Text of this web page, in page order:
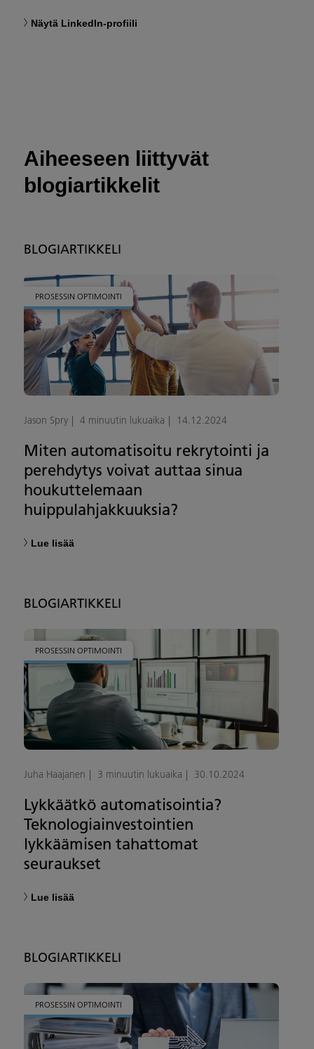
Näytä LinkedIn-profiili
Aiheeseen liittyvät
blogiartikkelit
BLOGIARTIKKELI
PROSESSIN OPTIMOINTI
Jason Spry 4 minuutin lukuaika 14.12.2024
Miten automatisoitu rekrytointi ja
perehdytys voivat auttaa sinua
houkuttelemaan
huippulahjakkuuksia?
Lue lisää
BLOGIARTIKKELI
PROSESSIN OPTIMOINTI
Juha Haajanen 3 minuutin lukuaika 30.10.2024
Lykkäätkö automatisointia?
Teknologiainvestointien
lykkäämisen tahattomat
seuraukset
Lue lisää
BLOGIARTIKKELI
PROSESSIN OPTIMOINTI